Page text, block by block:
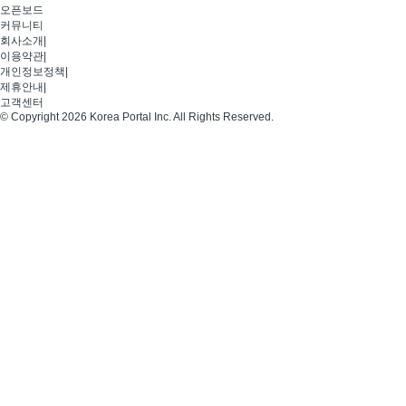
오픈보드
커뮤니티
회사소개
이용약관
개인정보정책
제휴안내
고객센터
© Copyright 2026 Korea Portal Inc. All Rights Reserved.